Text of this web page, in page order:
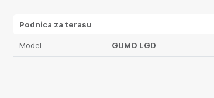
Podnica za terasu
Model GUMO LGD